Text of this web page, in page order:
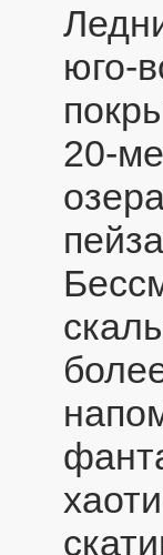
юго-
20-